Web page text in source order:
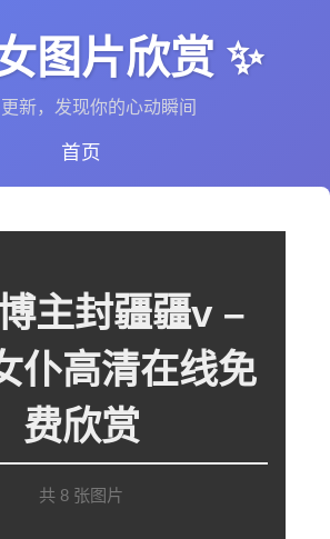
图片欣赏 ✨
新，发现你的心动瞬间
首页
主封疆疆v –
仆高清在线免
费欣赏
共 8 张图片